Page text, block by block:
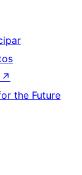
↗
the Future